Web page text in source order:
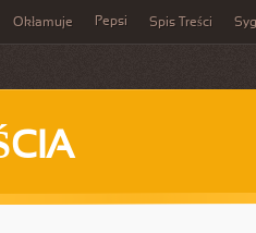
Okłamuje Pepsi Spis Treści